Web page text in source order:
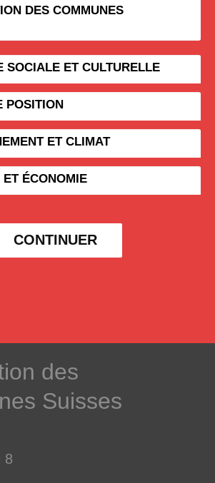
DES COMMUNES
SOCIALE ET CULTURELLE
POSITION
ET CLIMAT
ET ÉCONOMIE
CONTINUER
des­
­Suisses
8